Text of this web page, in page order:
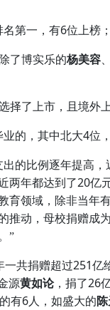
名第一，有6位上榜；
了博实乐的杨美容
择了上市，且境外
业的，其中北大4位
的比例逐年提高，
两年都达到了20亿
育领域，除非当年
推动，母校捐赠成
”
一共捐赠超过251亿
源黄如论，捐了26
的有6人，如盛大的